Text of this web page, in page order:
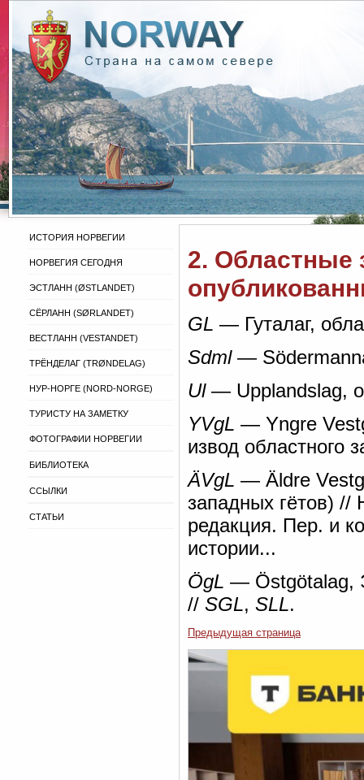
ИСТОРИЯ НОРВЕГИИ
НОРВЕГИЯ СЕГОДНЯ
ЭСТЛАНН (ØSTLANDET)
СЁРЛАНН (SØRLANDET)
ВЕСТЛАНН (VESTANDET)
ТРЁНДЕЛАГ (TRØNDELAG)
НУР-НОРГЕ (NORD-NORGE)
ТУРИСТУ НА ЗАМЕТКУ
ФОТОГРАФИИ НОРВЕГИИ
БИБЛИОТЕКА
ССЫЛКИ
СТАТЬИ
2. Областные
GL — Гуталаг,
Sdml—
Ul— Upplandslag,
YVgL — Yngre
извод областного
ÄVgL — Äldre
западных гётов) //
редакция. Пер. и
истории...
ÖgL — Östgötalag,
// SGL, SLL.
Предыдущая страница